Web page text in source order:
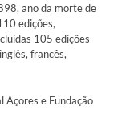
ano da morte de
edições,
105 edições
francês,
Açores e Fundação